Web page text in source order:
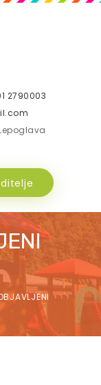
2790003